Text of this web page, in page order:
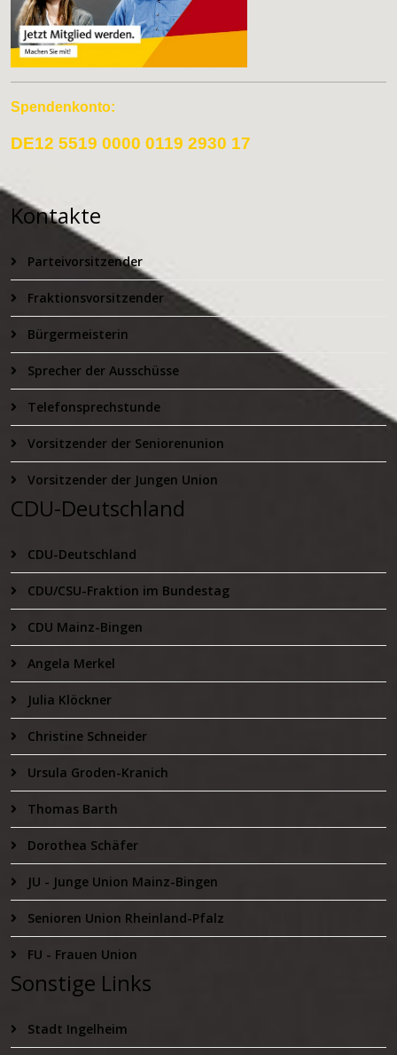
Spendenkonto:
DE12 5519 0000 0119 2930 17
Kontakte
Parteivorsitzender
Fraktionsvorsitzender
Bürgermeisterin
Sprecher der Ausschüsse
Telefonsprechstunde
Vorsitzender der Seniorenunion
Vorsitzender der Jungen Union
CDU-Deutschland
CDU-Deutschland
CDU/CSU-Fraktion im Bundestag
CDU Mainz-Bingen
Angela Merkel
Julia Klöckner
Christine Schneider
Ursula Groden-Kranich
Thomas Barth
Dorothea Schäfer
JU - Junge Union Mainz-Bingen
Senioren Union Rheinland-Pfalz
FU - Frauen Union
Sonstige Links
Stadt Ingelheim